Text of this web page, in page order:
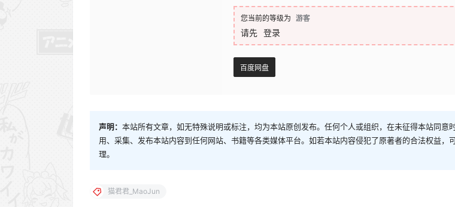
您当前的等级为 游客
请先 登录
百度网盘
声明： 本站所有文章，如无特殊说明或标注，均为本站原创发布。任何个人或组织，在未征得本站同意
用、采集、发布本站内容到任何网站、书籍等各类媒体平台。如若本站内容侵犯了原著者的合法权益，
理。
猫君君_MaoJun